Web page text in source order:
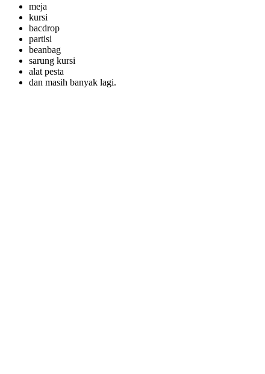
meja
kursi
bacdrop
partisi
beanbag
sarung kursi
alat pesta
dan masih banyak lagi.